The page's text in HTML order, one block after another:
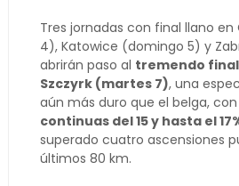
Tres jornadas con final llano
4), Katowice (domingo 5) y
abrirán paso al tremendo
Szczyrk (martes 7), una
aún más duro que el belga, con
continuas del 15 y hasta el
superado cuatro ascensiones
últimos 80 km.